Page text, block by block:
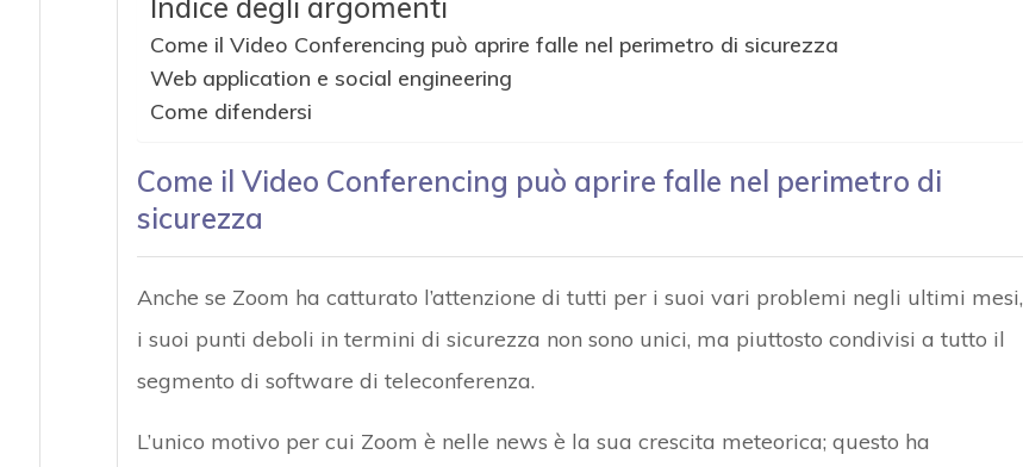
Indice degli argomenti
Come il Video Conferencing può aprire falle nel perimetro di sicurezza
Web application e social engineering
Come difendersi
Come il Video Conferencing può aprire falle nel perimetro di
sicurezza
Anche se Zoom ha catturato l’attenzione di tutti per i suoi vari problemi negli ultimi mesi,
i suoi punti deboli in termini di sicurezza non sono unici, ma piuttosto condivisi a tutto il
segmento di software di teleconferenza.
L’unico motivo per cui Zoom è nelle news è la sua crescita meteorica; questo ha